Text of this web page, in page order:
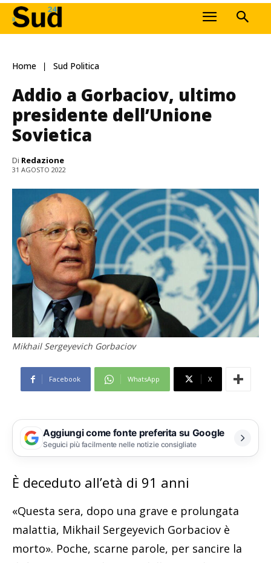
Home Sud Politica
Addio a Gorbaciov, ultimo
presidente dell’Unione
Sovietica
Di Redazione
31 AGOSTO 2022
Mikhail Sergeyevich Gorbaciov
Facebook WhatsApp X
Aggiungi come fonte preferita su Google
Seguici più facilmente nelle notizie consigliate
È deceduto all’età di 91 anni
«Questa sera, dopo una grave e prolungata
malattia, Mikhail Sergeyevich Gorbaciov è
morto». Poche, scarne parole, per sancire la